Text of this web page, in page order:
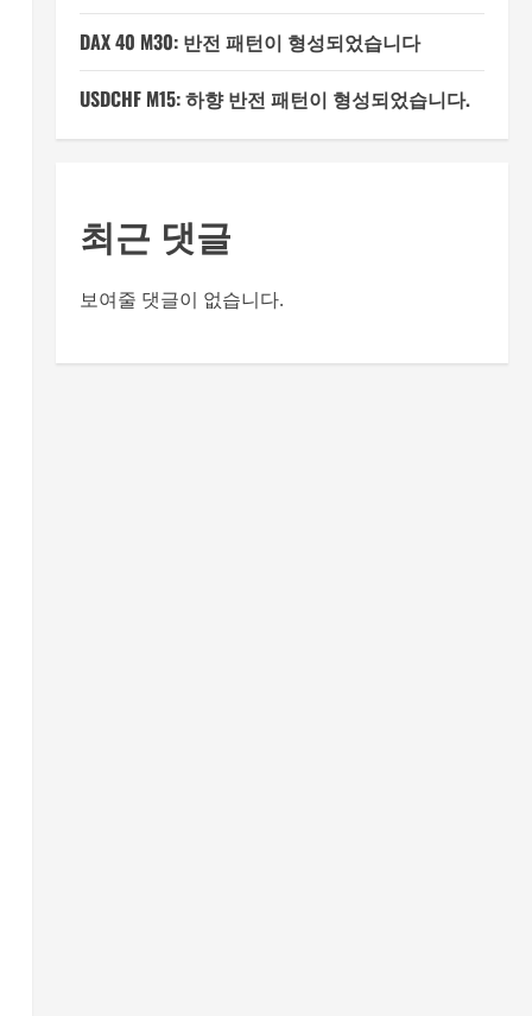
DAX 40 M30: 반전 패턴이 형성되었습니다
USDCHF M15: 하향 반전 패턴이 형성되었습니다.
최근 댓글
보여줄 댓글이 없습니다.